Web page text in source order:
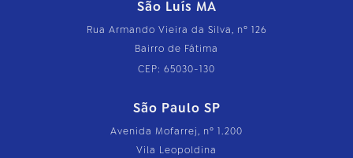
São Luís MA
Rua Armando Vieira da Silva, nº 126
Bairro de Fátima
CEP: 65030-130
São Paulo SP
Avenida Mofarrej, nº 1.200
Vila Leopoldina